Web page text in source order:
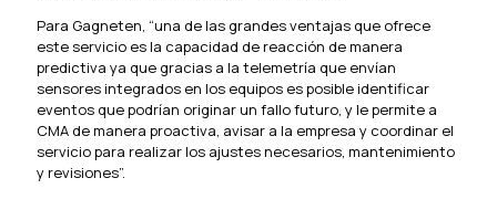
Para Gagneten, “una de las grandes ventajas que ofrece
este servicio es la capacidad de reacción de manera
predictiva ya que gracias a la telemetría que envían
sensores integrados en los equipos es posible identificar
eventos que podrían originar un fallo futuro, y le permite a
CMA de manera proactiva, avisar a la empresa y coordinar el
servicio para realizar los ajustes necesarios, mantenimiento
y revisiones”.